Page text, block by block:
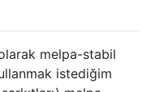
melpa-stabil
istediğim